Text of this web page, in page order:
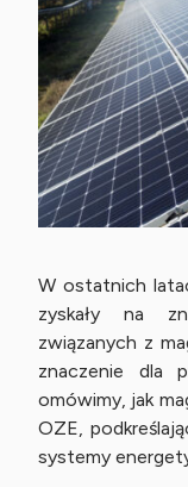
W ostatnich
zyskały na
związanych z
znaczenie dla
omówimy, jak
OZE,
systemy